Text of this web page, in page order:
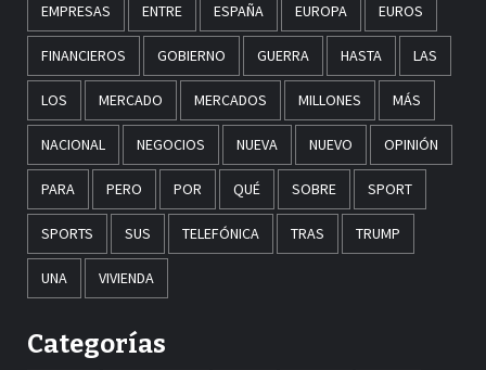
EMPRESAS ENTRE ESPAÑA EUROPA EUROS
FINANCIEROS GOBIERNO GUERRA HASTA LAS
LOS MERCADO MERCADOS MILLONES MÁS
NACIONAL NEGOCIOS NUEVA NUEVO OPINIÓN
PARA PERO POR QUÉ SOBRE SPORT
SPORTS SUS TELEFÓNICA TRAS TRUMP
UNA VIVIENDA
Categorías